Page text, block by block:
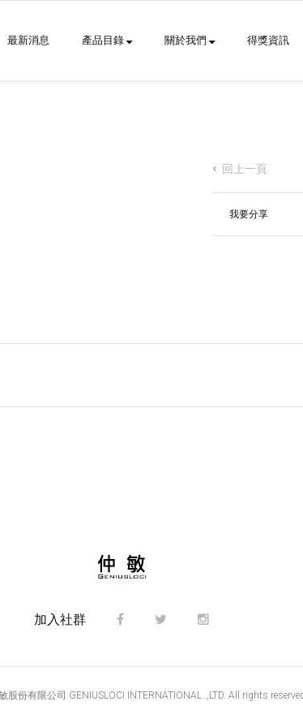
最新消息 產品目錄 關於我們 得獎資訊
回上一頁
我要分享
加入社群
股份有限公司 GENIUSLOCI INTERNATIONAL .,LTD. All rights